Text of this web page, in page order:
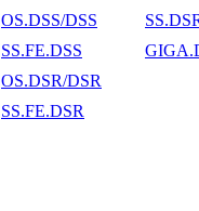
OS.DSS/DSS
SS.FE.DSS
OS.DSR/DSR
SS.FE.DSR